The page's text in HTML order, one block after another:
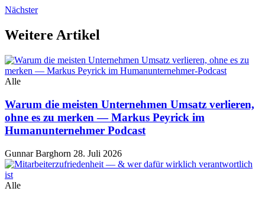
Nächster
Weitere Artikel
Alle
Warum die meisten Unternehmen Umsatz verlieren,
ohne es zu merken — Markus Peyrick im
Humanunternehmer Podcast
Gunnar Barghorn 28. Juli 2026
Alle